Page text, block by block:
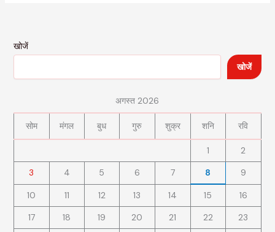
खोजें
खोजें
अगस्त 2026
सोम मंगल बुध गुरु शुक्र शनि रवि
1
2
3
4 5 6 7 8 9
10 11 12 13 14 15
16
17
18 19 20 21 22
23